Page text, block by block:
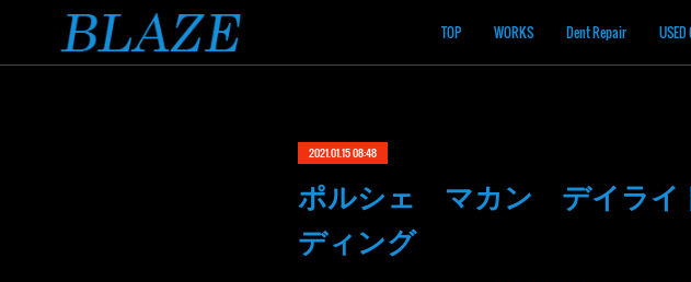
TOP WORKS Dent Repair USED
2021.01.15 08:48
ポルシェ マカン デイライ
ディング